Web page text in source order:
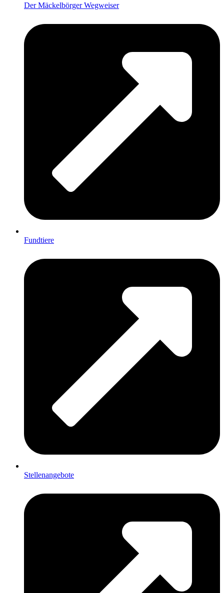
Der Mäckelbörger Wegweiser
Fundtiere
Stellenangebote